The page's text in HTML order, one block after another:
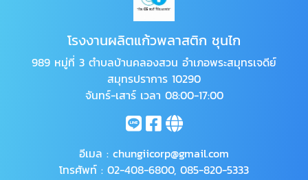
โรงงานผลิตแก้วพลาสติก ชุนไก
989 หมู่ที่ 3 ตำบลบ้านคลองสวน อำเภอพระสมุทรเจดีย์
สมุทรปราการ 10290
จันทร์-เสาร์ เวลา 08:00-17:00
อีเมล : chungiicorp@gmail.com
โทรศัพท์ : 02-408-6800, 085-820-5333